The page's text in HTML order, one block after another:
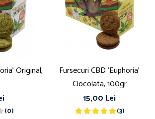
Original,
(0)
Fursecuri CBD 'Euphoria'
Ciocolata, 100gr
15,00 Lei
(3)